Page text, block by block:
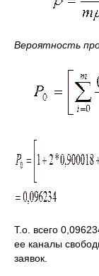
Вероятность
Т.о. всего
ее каналы
заявок.